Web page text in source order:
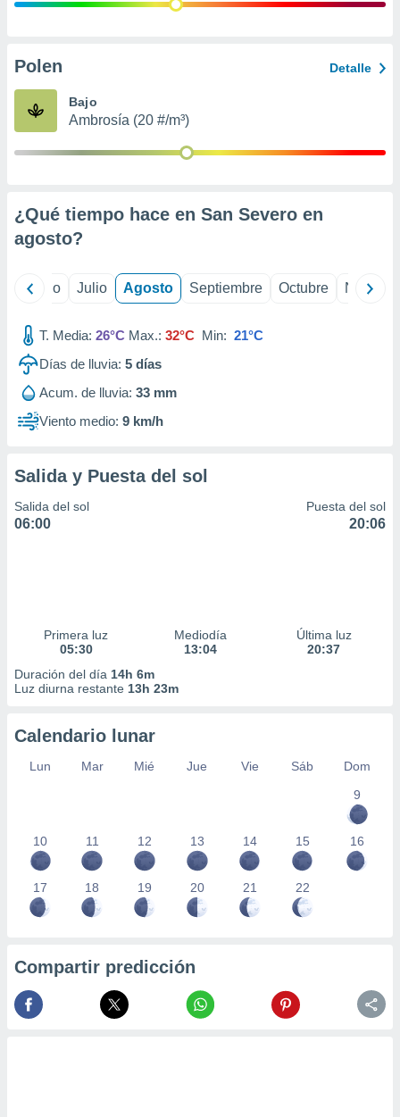
publicidad
de
Polen Detalle
Bajo
Ambrosía (20 #/m³)
¿Qué tiempo hace en San Severo en
agosto?
Junio Julio Agosto Septiembre Octubre
T. Media: 26°C Max.: 32°C Min: 21°C
Días de lluvia: 5 días
Acum. de lluvia: 33 mm
Viento medio: 9 km/h
Salida y Puesta del sol
Salida del sol
06:00
Puesta del sol
20:06
Primera luz
05:30
Mediodía
13:04
Última luz
20:37
Duración del día 14h 6m
Luz diurna restante 13h 23m
Calendario lunar
Lun Mar Mié Jue Vie Sáb
Dom
9
10 11 12 13 14 15 16
17 18 19 20 21 22
Compartir predicción